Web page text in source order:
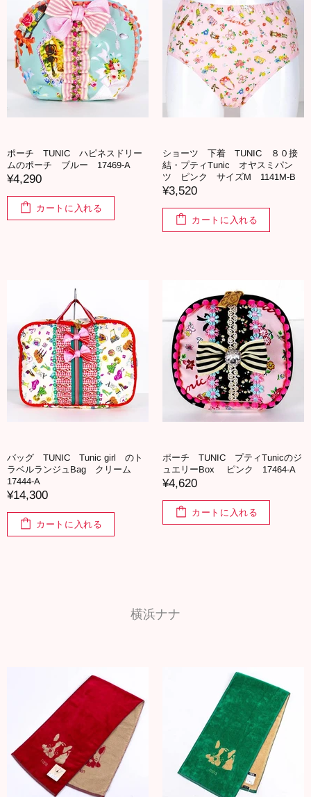
ポーチ TUNIC ハピネスドリー
ムのポーチ ブルー 17469-A
¥4,290
カートに入れる
ショーツ 下着 TUNIC ８０接
結・プティTunic オヤスミパン
ツ ピンク サイズM 1141M-B
¥3,520
カートに入れる
バッグ TUNIC Tunic girl のト
ラベルランジュBag クリーム
17444-A
¥14,300
カートに入れる
ポーチ TUNIC プティTunicのジ
ュエリーBox ピンク 17464-A
¥4,620
カートに入れる
横浜ナナ